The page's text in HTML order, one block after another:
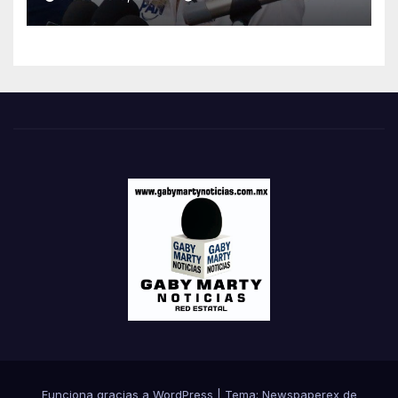
Funciona gracias a WordPress Tema: Newspaperex de